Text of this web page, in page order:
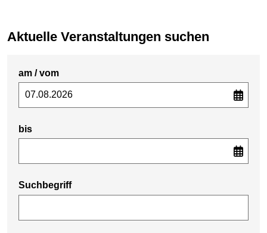
Aktuelle Veranstaltungen suchen
am / vom
bis
Suchbegriff